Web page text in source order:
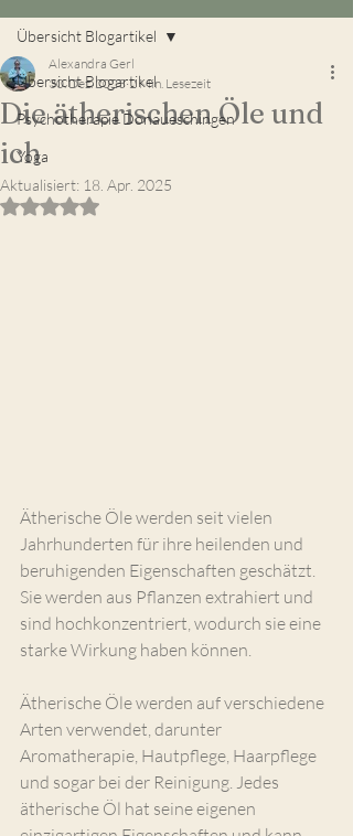
Übersicht Blogartikel
Psychotherapie Donaueschingen
Yoga
Übersicht Blogartikel
Die ätherischen Öle und
ich
Alexandra Gerl
30. Dez. 2023 2 Min. Lesezeit
Aktualisiert: 18. Apr. 2025
Mit NaN von 5 Sternen bewertet.
Ätherische Öle werden seit vielen
Jahrhunderten für ihre heilenden und
beruhigenden Eigenschaften geschätzt.
Sie werden aus Pflanzen extrahiert und
sind hochkonzentriert, wodurch sie eine
starke Wirkung haben können.
Ätherische Öle werden auf verschiedene
Arten verwendet, darunter
Aromatherapie, Hautpflege, Haarpflege
und sogar bei der Reinigung. Jedes
ätherische Öl hat seine eigenen